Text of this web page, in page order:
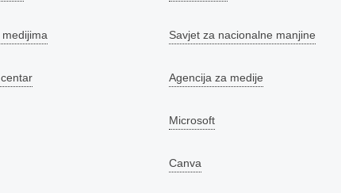
Savjet za nacionalne manjine
Agencija za medije
Microsoft
Canva